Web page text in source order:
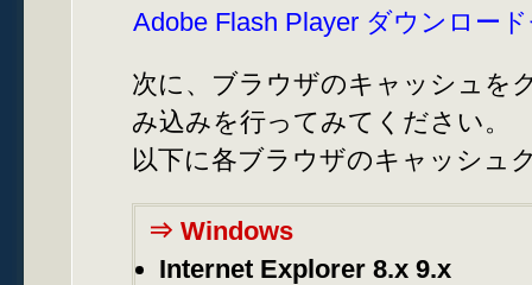
Adobe Flash Player ダウンロー
次に、ブラウザのキャッシュを
み込みを行ってみてください。
以下に各ブラウザのキャッシュ
⇒ Windows
Internet Explorer 8.x 9.x